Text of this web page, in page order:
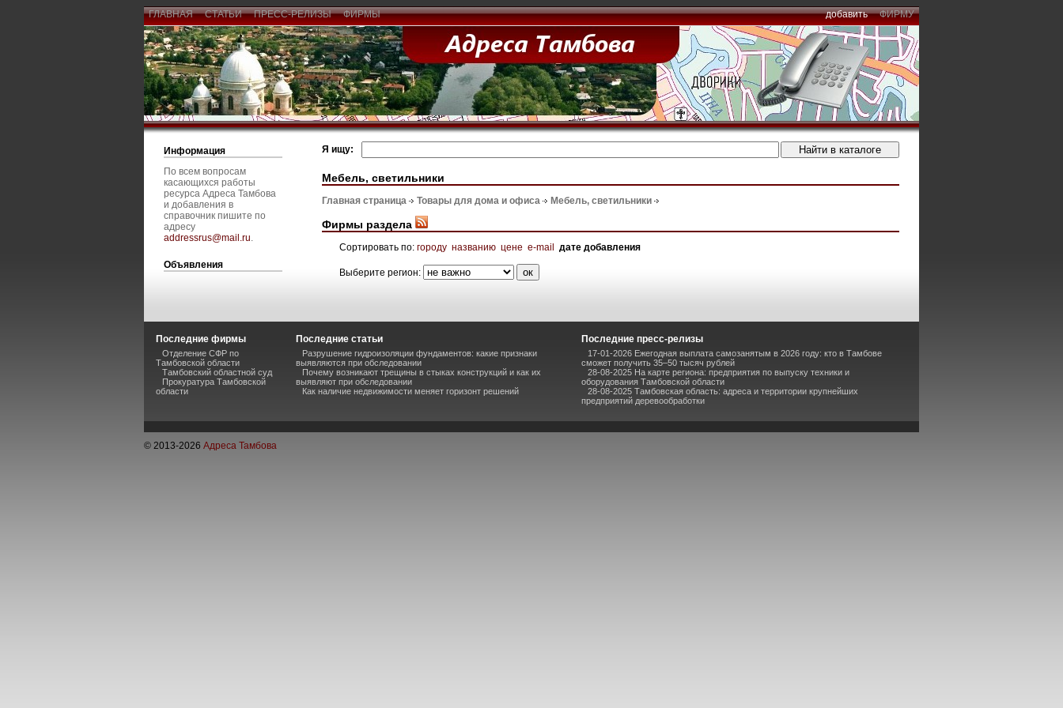
ГЛАВНАЯ СТАТЬИ ПРЕСС-РЕЛИЗЫ ФИРМЫ добавить ФИРМУ
Информация
По всем вопросам
касающихся работы
ресурса Адреса Тамбова
и добавления в
справочник пишите по
адресу
addressrus@mail.ru.
Объявления
Я ищу:
Мебель, светильники
Главная страница Товары для дома и офиса Мебель, светильники
Фирмы раздела
Сортировать по: городу названию цене e-mail дате добавления
Выберите регион:
Последние фирмы
Отделение СФР по
Тамбовской области
Тамбовский областной суд
Прокуратура Тамбовской
области
Последние статьи
Разрушение гидроизоляции фундаментов: какие признаки
выявляются при обследовании
Почему возникают трещины в стыках конструкций и как их
выявляют при обследовании
Как наличие недвижимости меняет горизонт решений
Последние пресс-релизы
17-01-2026 Ежегодная выплата самозанятым в 2026 году: кто в Тамбове
сможет получить 35–50 тысяч рублей
28-08-2025 На карте региона: предприятия по выпуску техники и
оборудования Тамбовской области
28-08-2025 Тамбовская область: адреса и территории крупнейших
предприятий деревообработки
© 2013-2026 Адреса Тамбова